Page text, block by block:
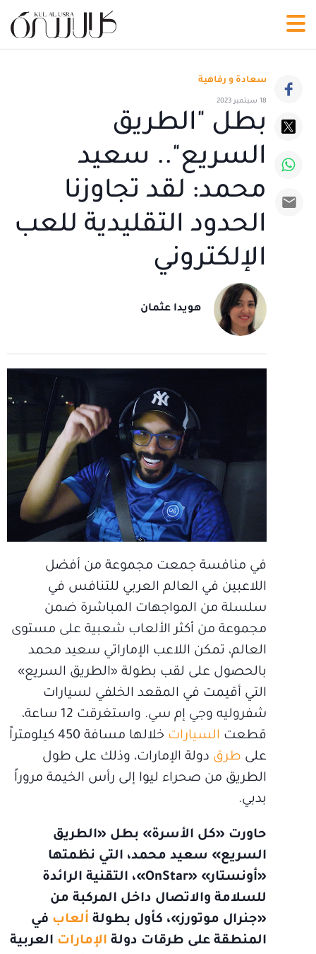
سعادة و رفاهية
18 سبتمبر 2023
بطل "الطريق
السريع".. سعيد
محمد: لقد تجاوزنا
الحدود التقليدية للعب
الإلكتروني
هويدا عثمان
في منافسة جمعت مجموعة من أفضل
اللاعبين في العالم العربي للتنافس في
سلسلة من المواجهات المباشرة ضمن
مجموعة من أكثر الألعاب شعبية على مستوى
العالم، تمكن اللاعب الإماراتي سعيد محمد
بالحصول على لقب بطولة «الطريق السريع»
التي أقيمت في المقعد الخلفي لسيارات
شفروليه وجي إم سي. واستغرقت 12 ساعة،
قطعت السيارات
خلالها مسافة 450 كيلومتراً
على طرق دولة الإمارات، وذلك على طول
الطريق من صحراء ليوا إلى رأس الخيمة مروراً
بدبي.
حاورت «كل الأسرة» بطل «الطريق
السريع» سعيد محمد، التي نظمتها
«أونستار» «OnStar»، التقنية الرائدة
للسلامة والاتصال داخل المركبة من
«جنرال موتورز»، كأول بطولة ألعاب في
المنطقة على طرقات دولة الإمارات العربية